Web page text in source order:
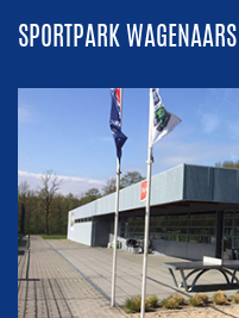
SPORTPARK WAGENAARS